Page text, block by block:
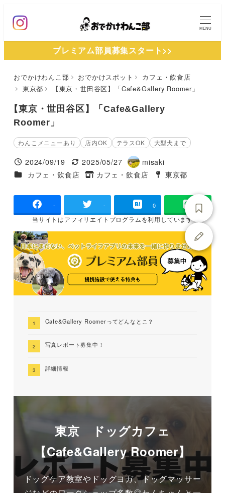
ン
MENU
プレミアム部員募集スタート>>
おでかけわんこ部 おでかけスポット
カフェ・飲食店
東京都
【東京・世田谷区】「Cafe&Gallery Roomer」
【東京・世田谷区】「Cafe&Gallery
Roomer」
わんこメニューあり 店内OK テラスOK 大型犬まで
投稿日
2024/09/19
更新日
2025/05/27
著
者
misaki
施設ジャンル
カフェ・飲食店
タグ
カフェ・飲食店
タグ
東京都
- - 0
当サイトはアフィリエイトプログラムを利用しています
Cafe&Gallery Roomerってどんなとこ？
写真レポート募集中！
詳細情報
東京 ドッグカフェ
【Cafe&Gallery Roomer】
ドッグケア教室やドッグヨガ、ドッグマッサー